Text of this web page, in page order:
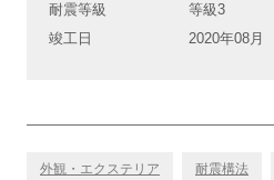
耐震等級
等級3
竣工日
2020年08月
外観・エクステリア 耐震構法